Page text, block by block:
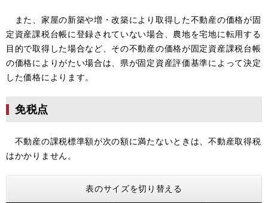
また、家屋の新築や増・改築により取得した不動産の価格が固
定資産課税台帳に登録されていない場合、農地を宅地に転用する
目的で取得した場合など、その不動産の価格が固定資産課税台帳
の価格によりがたい場合は、県が固定資産評価基準によって決定
した価格によります。
免税点
不動産の課税標準額が次の額に満たないときは、不動産取得税
はかかりません。
表のサイズを切り替える